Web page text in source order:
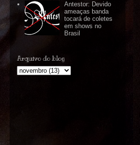
Antestor: Devido
ameaças banda
tocará de coletes
em shows no
Brasil
Arquivo do blog